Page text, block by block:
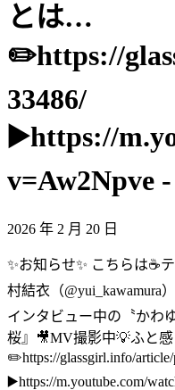
とは…
✏️https://
33486/
▶️https://
v=Aw2Npve
2026 年 2 月 20 日
✨お知らせ✨ こちらは☕️
村結衣（@yui_kawamura
インタビュー中の〝かわ
桜』🎥MV撮影中💡ふと
✏️https://glassgirl.info/article/
▶️https://m.youtube.com/